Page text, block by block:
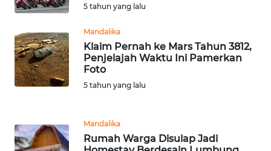
5 tahun yang lalu
Mandalika
Klaim Pernah ke Mars Tahun 3812,
Penjelajah Waktu Ini Pamerkan
Foto
5 tahun yang lalu
Mandalika
Rumah Warga Disulap Jadi
KEPRI
WN
PAPUA
PAPUA
BARAT